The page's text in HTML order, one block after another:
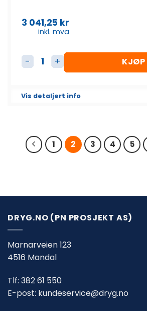
3 041,25 kr
inkl. mva
Beltestrammer RE243199 antall
KJØP
Vis detaljert info
1 2 3 4 5
DRYG.NO (PN PROSJEKT AS)
Marnarveien 123
4516 Mandal
Tlf: 382 61 550
E-post: kundeservice@dryg.no